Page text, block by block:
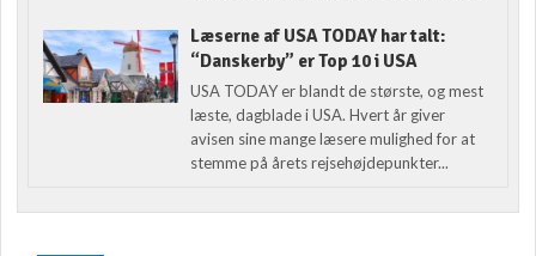
Læserne af USA TODAY har talt:
“Danskerby” er Top 10 i USA
USA TODAY er blandt de største, og mest
læste, dagblade i USA. Hvert år giver
avisen sine mange læsere mulighed for at
stemme på årets rejsehøjdepunkter...